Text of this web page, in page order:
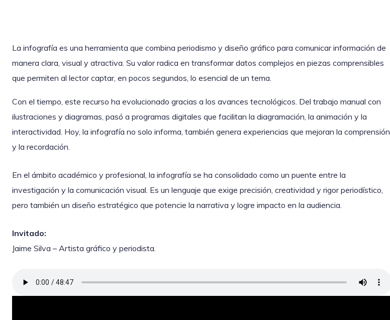
La infografía es una herramienta que combina periodismo y diseño gráfico para comunicar información de
manera clara, visual y atractiva. Su valor radica en transformar datos complejos en piezas comprensibles
que permiten al lector captar, en pocos segundos, lo esencial de un tema.
Con el tiempo, este recurso ha evolucionado gracias a los avances tecnológicos. Del trabajo manual con
ilustraciones y diagramas, pasó a programas digitales que facilitan la diagramación, la animación y la
interactividad. Hoy, la infografía no solo informa, también genera experiencias que mejoran la comprensión
y la recordación.
En el ámbito académico y profesional, la infografía se ha consolidado como un puente entre la
investigación y la comunicación visual. Es un lenguaje que exige precisión, creatividad y rigor periodístico,
pero también un diseño estratégico que potencie la narrativa y logre impacto en la audiencia.
Invitado:
Jaime Silva – Artista gráfico y periodista.